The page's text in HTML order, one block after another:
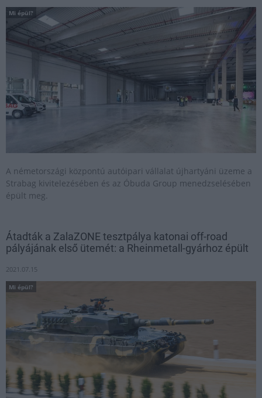
Mi épül?
A németországi központú autóipari vállalat újhartyáni üzeme a
Strabag kivitelezésében és az Óbuda Group menedzselésében
épült meg.
Átadták a ZalaZONE tesztpálya katonai off-road
pályájának első ütemét: a Rheinmetall-gyárhoz épült
2021.07.15
Mi épül?